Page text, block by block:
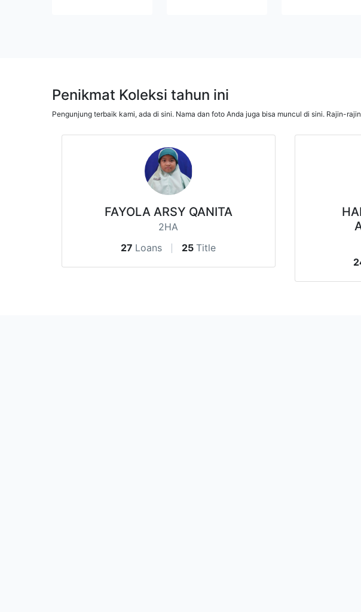
Penikmat Koleksi tahun ini
Pengunjung terbaik kami, ada di sini. Nama dan foto Anda juga bisa muncul di sini. Rajin-
FAYOLA ARSY QANITA
2HA
27 Loans 25 Title